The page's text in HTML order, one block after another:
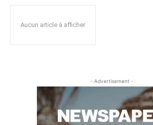
Aucun article à afficher
- Advertisement -